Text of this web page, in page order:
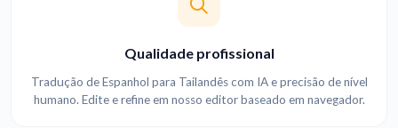
Qualidade profissional
Tradução de Espanhol para Tailandês com IA e precisão de nível
humano. Edite e refine em nosso editor baseado em navegador.